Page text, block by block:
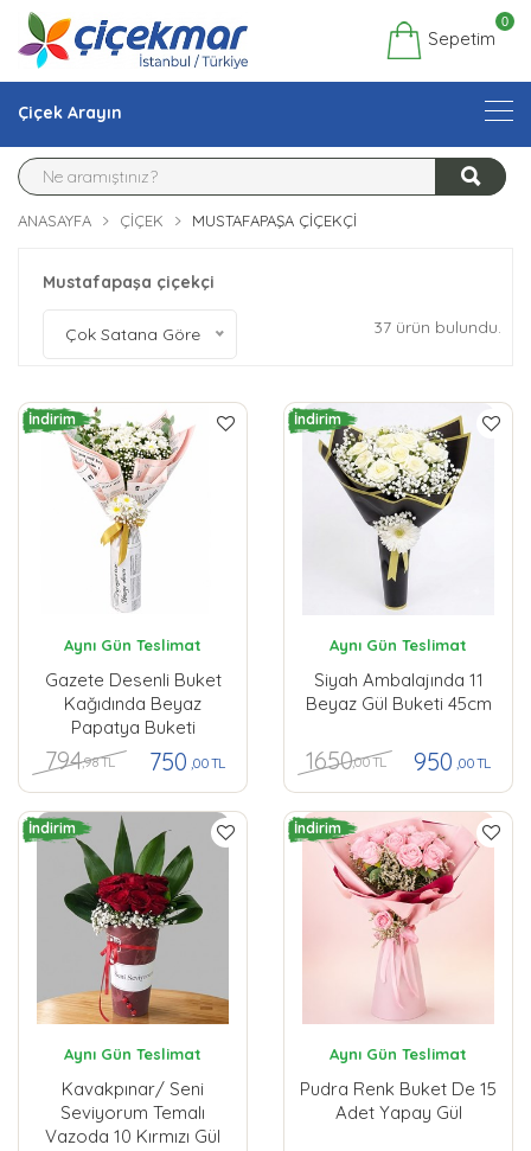
Sepetim
0
Çiçek Arayın
ANASAYFA ÇIÇEK MUSTAFAPAŞA ÇIÇEKÇI
Mustafapaşa çiçekçi
Çok Satana Göre 37 ürün bulundu.
İndirim
Aynı Gün Teslimat
Gazete Desenli Buket
Kağıdında Beyaz
Papatya Buketi
794,98 TL 750 ,00 TL
İndirim
Aynı Gün Teslimat
Siyah Ambalajında 11
Beyaz Gül Buketi 45cm
1650,00 TL 950 ,00 TL
İndirim
Aynı Gün Teslimat
Kavakpınar/ Seni
Seviyorum Temalı
Vazoda 10 Kırmızı Gül
İndirim
Aynı Gün Teslimat
Pudra Renk Buket De 15
Adet Yapay Gül